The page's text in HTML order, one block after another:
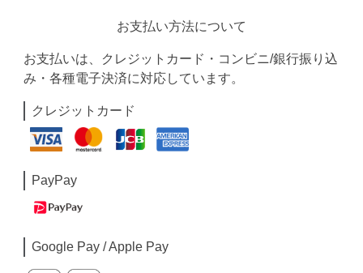
お支払い方法について
お支払いは、クレジットカード・コンビニ/銀行振り込
み・各種電子決済に対応しています。
クレジットカード
PayPay
Google Pay / Apple Pay